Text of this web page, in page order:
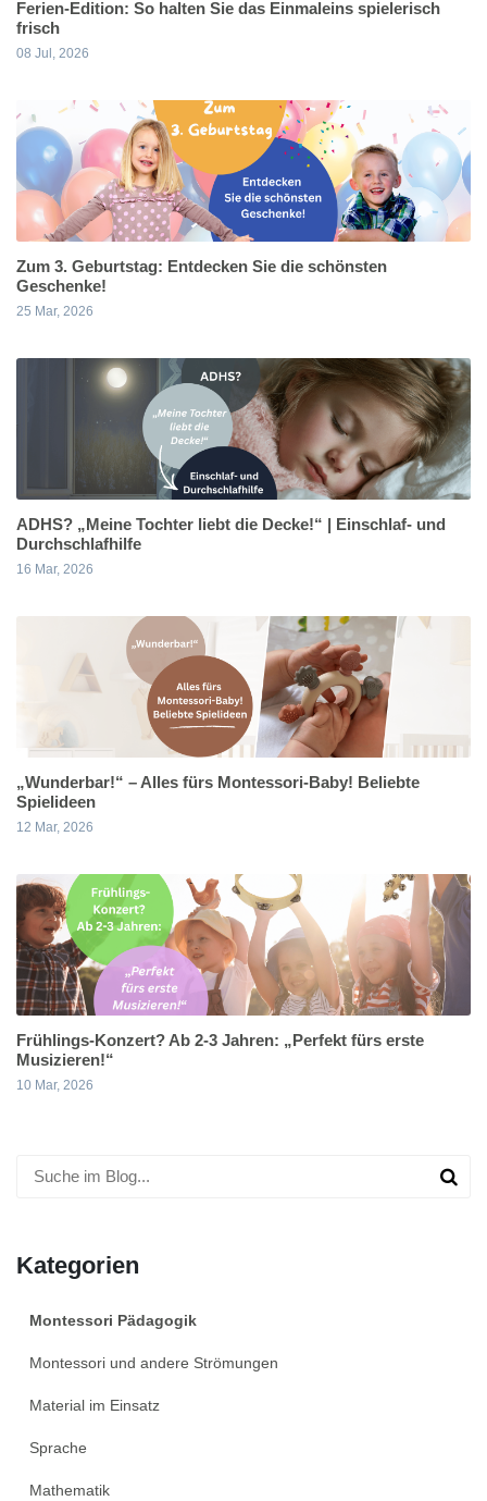
Ferien-Edition: So halten Sie das Einmaleins spielerisch
frisch
08 Jul, 2026
Zum 3. Geburtstag: Entdecken Sie die schönsten
Geschenke!
25 Mar, 2026
ADHS? „Meine Tochter liebt die Decke!“ | Einschlaf- und
Durchschlafhilfe
16 Mar, 2026
„Wunderbar!“ – Alles fürs Montessori-Baby! Beliebte
Spielideen
12 Mar, 2026
Frühlings-Konzert? Ab 2-3 Jahren: „Perfekt fürs erste
Musizieren!“
10 Mar, 2026
Kategorien
Montessori Pädagogik
Montessori und andere Strömungen
Material im Einsatz
Sprache
Mathematik